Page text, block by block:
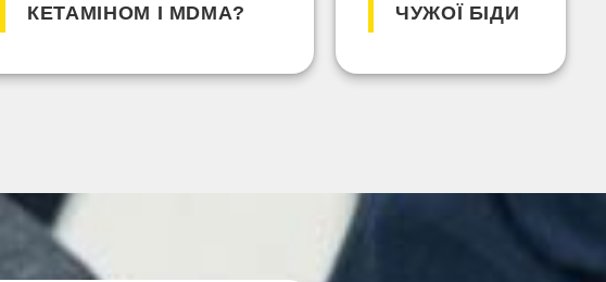
КЕТАМІНОМ І MDMA?
ЧУЖОЇ БІДИ